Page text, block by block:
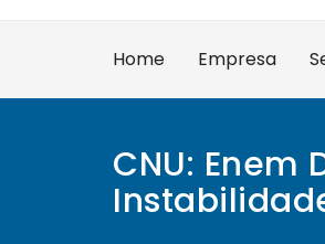
Home Empresa
CNU: Enem